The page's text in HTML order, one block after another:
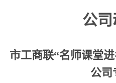
公
市工商联“名师课堂
公司